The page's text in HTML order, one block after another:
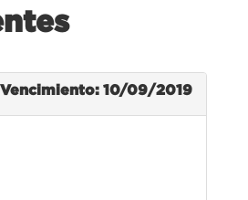
Vencimiento: 10/09/2019